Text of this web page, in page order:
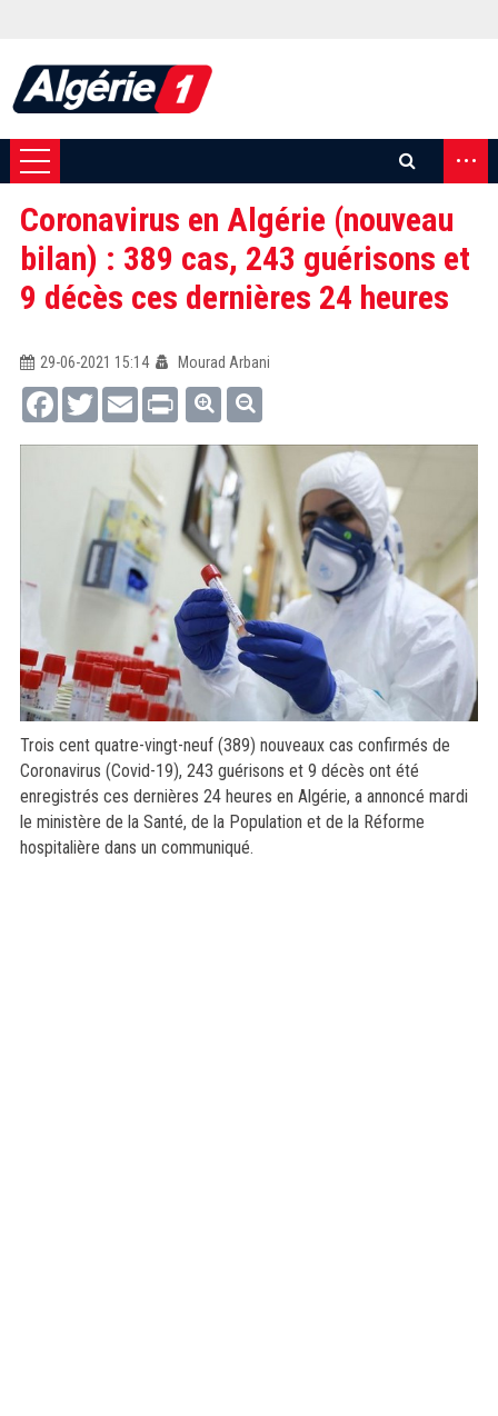
...
Coronavirus en Algérie (nouveau
bilan) : 389 cas, 243 guérisons et
9 décès ces dernières 24 heures
29-06-2021 15:14
Mourad Arbani
FacebookTwitterEmail Print
Trois cent quatre-vingt-neuf (389) nouveaux cas confirmés de
Coronavirus (Covid-19), 243 guérisons et 9 décès ont été
enregistrés ces dernières 24 heures en Algérie, a annoncé mardi
le ministère de la Santé, de la Population et de la Réforme
hospitalière dans un communiqué.